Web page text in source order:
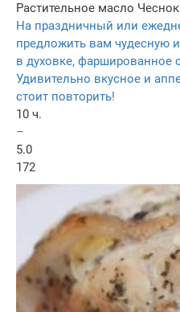
Растительное масло Чеснок
На праздничный или
предложить вам чудесную
в духовке,
Удивительно вкусное и
стоит повторить!
10 ч.
–
5.0
172